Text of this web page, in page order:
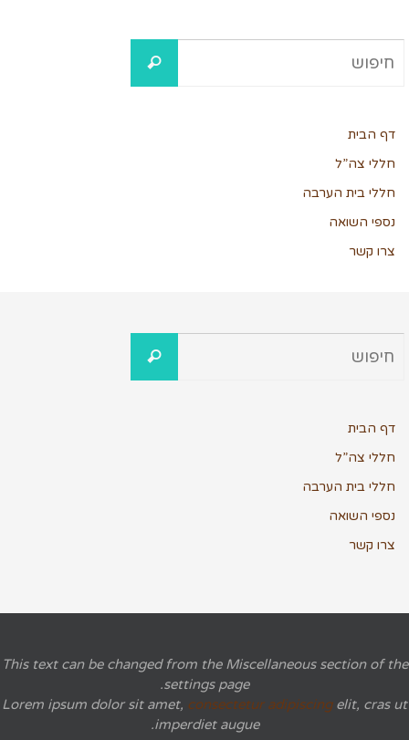
דף הבית
חללי צה”ל
חללי בית הערבה
נספי השואה
צרו קשר
דף הבית
חללי צה”ל
חללי בית הערבה
נספי השואה
צרו קשר
This text can be changed from the Miscellaneous section of the
settings page.
Lorem ipsum dolor sit amet, consectetur adipiscingelit, cras ut
imperdiet augue.